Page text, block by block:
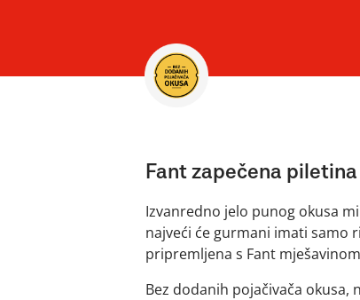
Fant zapečena
Izvanredno jelo punog okusa
najveći će gurmani imati samo
pripremljena s Fant
Bez dodanih pojačivača okusa,